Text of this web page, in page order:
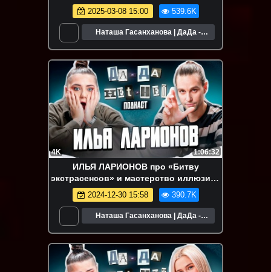
2025-03-08 15:00 539.6K
Наташа Гасанханова | ДаДа -
4K 1:06:32
ИЛЬЯ ЛАРИОНОВ про «Битву
экстрасенсов» и мастерство иллюзии |
ДаДа — НетНет. Подкаст
2024-12-30 15:58 390.7K
Наташа Гасанханова | ДаДа -